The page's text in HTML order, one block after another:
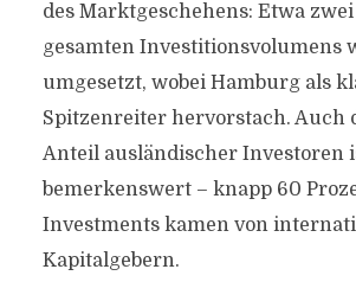
des Marktgeschehens: Etwa
gesamten Investitionsvolumens
umgesetzt, wobei Hamburg als
Spitzenreiter hervorstach. Auch
Anteil ausländischer Investoren
bemerkenswert – knapp 60
Investments kamen von
Kapitalgebern.